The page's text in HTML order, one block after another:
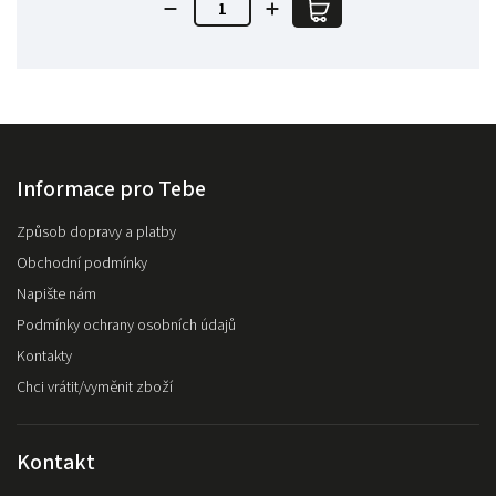
Informace pro Tebe
Způsob dopravy a platby
Obchodní podmínky
Napište nám
Podmínky ochrany osobních údajů
Kontakty
Chci vrátit/vyměnit zboží
Kontakt